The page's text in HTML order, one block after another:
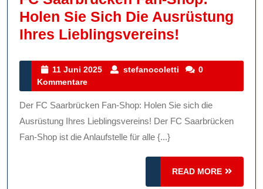
Holen Sie Sich Die Ausrüstung
Ihres Lieblingsvereins!
Fan-
Holen
Sie
Die
Ausrüstung
11 Juni 2025
11
2025
stefanocoletti stefanocoletti
0
Kommentare
Der FC Saarbrücken Fan-Shop: Holen Sie sich die
Ausrüstung Ihres Lieblingsvereins! Der FC Saarbrücken
Fan-Shop ist die Anlaufstelle für alle {...}
READ MORE
READ
MORE